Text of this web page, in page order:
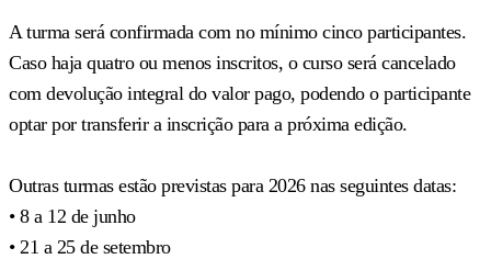
A turma será confirmada com no mínimo cinco participantes.
Caso haja quatro ou menos inscritos, o curso será cancelado
com devolução integral do valor pago, podendo o participante
optar por transferir a inscrição para a próxima edição.
Outras turmas estão previstas para 2026 nas seguintes datas:
• 8 a 12 de junho
• 21 a 25 de setembro